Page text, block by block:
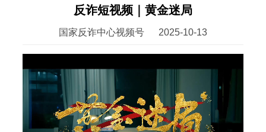
反诈短视频｜黄金迷局
国家反诈中心视频号 2025-10-13